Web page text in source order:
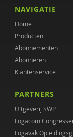
Henk
Maaike Habra
Jan Hendriks
Simone 't
Janine
Wouter
NAVIGATIE
Home
Producten
Abonnementen
Abonneren
Klantenservice
PARTNERS
Uitgeverij SWP
Logacom
Logavak